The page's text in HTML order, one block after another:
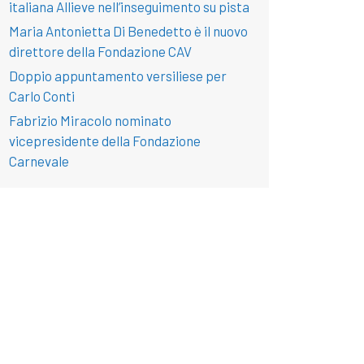
italiana Allieve nell’inseguimento su pista
Maria Antonietta Di Benedetto è il nuovo
direttore della Fondazione CAV
Doppio appuntamento versiliese per
Carlo Conti
Fabrizio Miracolo nominato
vicepresidente della Fondazione
Carnevale